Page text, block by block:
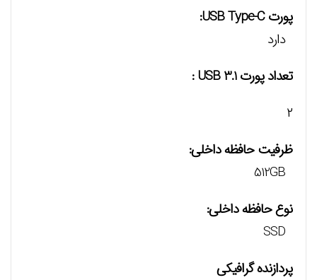
پورت USB Type-C:
دارد
تعداد پورت USB 3.1 :
۲
ظرفیت حافظه داخلی:
نوع حافظه داخلی:
پردازنده گرافیکی